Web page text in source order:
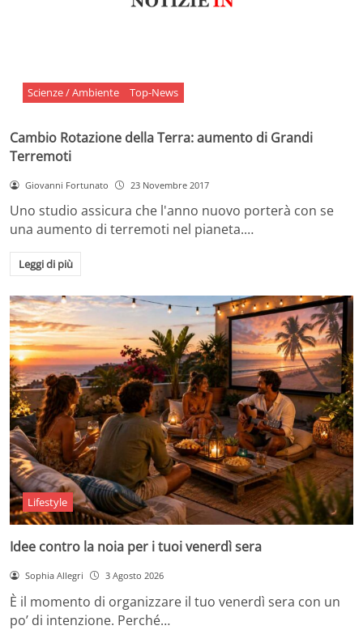
Scienze / Ambiente Top-News
Cambio Rotazione della Terra: aumento di Grandi
Terremoti
Giovanni Fortunato 23 Novembre 2017
Uno studio assicura che l'anno nuovo porterà con se
una aumento di terremoti nel pianeta.…
Leggi di più
Lifestyle
Idee contro la noia per i tuoi venerdì sera
Sophia Allegri 3 Agosto 2026
È il momento di organizzare il tuo venerdì sera con un
po’ di intenzione. Perché…